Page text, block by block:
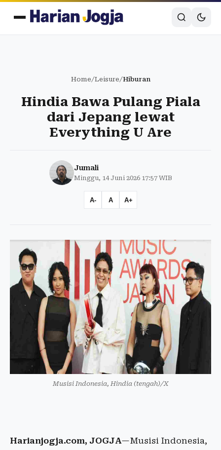
Home/Leisure/Hiburan
Hindia Bawa Pulang Piala
dari Jepang lewat
Everything U Are
Jumali
Minggu, 14 Juni 2026 17:57 WIB
A- A A+
Musisi Indonesia, Hindia (tengah)/X
Harianjogja.com, JOGJA—Musisi Indonesia,